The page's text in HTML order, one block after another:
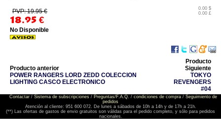
PVP: 19.95 €
18.95 €
0.00 $
0.00 £
No Disponible
Producto anterior
POWER RANGERS LORD ZEDD COLECCION
LIGHTING CASCO ELECTRONICO
Producto
Siguiente
TOKYO
REVENGERS
#04
Contactar/ Sistema de subscripciones/ Preguntas/F.A.Q. / condiciones de compra/ Seguimiento de
pedidos
Atención al cliente: 951 600 072. De lunes a sábados de 10h a 14h y de 17h a 21h.
(**) Las ofertas de gastos de envio gratuitos son válidas para el pedido completo, y sólo para pedidos
nacionales.